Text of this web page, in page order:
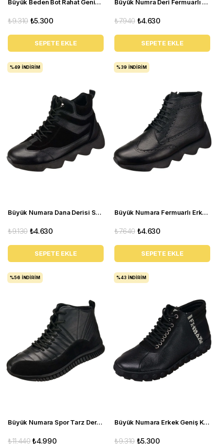
Büyük Beden Bot Rahat Geniş Kalıp - YMR444 Antrasit
₺5.300
₺9.310
SEPETE EKLE
Büyük Numra Deri Fermuarlı Erkek Bot - ST0126 Siyah
₺4.630
₺7.940
SEPETE EKLE
Büyük Numara Dana Derisi Spor Bot - HM141 Siyah
₺4.630
₺9.130
SEPETE EKLE
%49 İNDIRIM
Büyük Numara Fermuarlı Erkek Deri Bot - ST4395 Siyah
₺4.630
₺7.640
SEPETE EKLE
%39 İNDIRIM
Büyük Numara Spor Tarz Deri Bot - 30 Ağustos Siyah
₺4.990
₺11.440
%56 İNDIRIM
Büyük Numara Erkek Geniş Kalıp Bot - YMR41 siyah
₺5.300
₺9.310
%43 İNDIRIM